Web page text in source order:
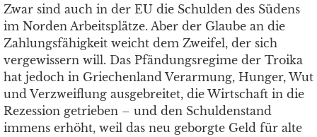
Zwar sind auch in der EU die Schulden des Südens
im Norden Arbeitsplätze. Aber der Glaube an die
Zahlungsfähigkeit weicht dem Zweifel, der sich
vergewissern will. Das Pfändungsregime der Troika
hat jedoch in Griechenland Verarmung, Hunger, Wut
und Verzweiflung ausgebreitet, die Wirtschaft in die
Rezession getrieben – und den Schuldenstand
immens erhöht, weil das neu geborgte Geld für alte